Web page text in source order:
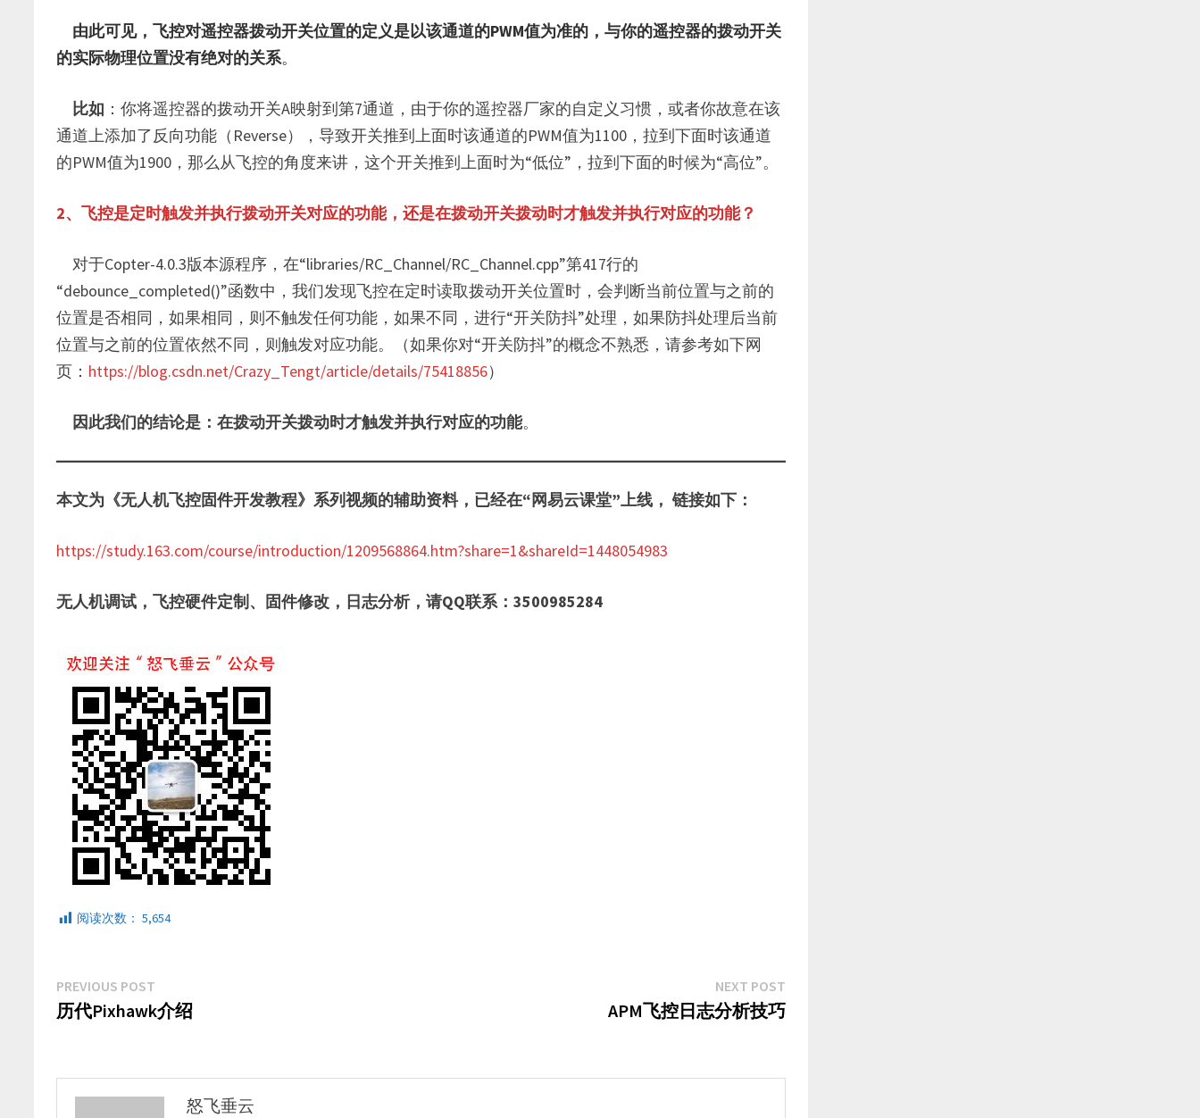
由此可见，飞控对遥控器拨动开关位置的定义是以该通道的PWM值为准的，与你的遥控器的拨动开关
的实际物理位置没有绝对的关系。
比如 ：你将遥控器的拨动开关A映射到第7通道，由于你的遥控器厂家的自定义习惯，或者你故意在该
通道上添加了反向功能（Reverse），导致开关推到上面时该通道的PWM值为1100，拉到下面时该通道
的PWM值为1900，那么从飞控的角度来讲，这个开关推到上面时为“低位”，拉到下面的时候为“高位”。
2、飞控是定时触发并执行拨动开关对应的功能，还是在拨动开关拨动时才触发并执行对应的功能？
对于Copter-4.0.3版本源程序，在“libraries/RC_Channel/RC_Channel.cpp”第417行的
“debounce_completed()”函数中，我们发现飞控在定时读取拨动开关位置时，会判断当前位置与之前的
位置是否相同，如果相同，则不触发任何功能，如果不同，进行“开关防抖”处理，如果防抖处理后当前
位置与之前的位置依然不同，则触发对应功能。（如果你对“开关防抖”的概念不熟悉，请参考如下网
页： https://blog.csdn.net/Crazy_Tengt/article/details/75418856）
因此我们的结论是：在拨动开关拨动时才触发并执行对应的功能。
本文为《无人机飞控固件开发教程》系列视频的辅助资料，已经在“网易云课堂”上线， 链接如下：
https://study.163.com/course/introduction/1209568864.htm?share=1&shareId=1448054983
无人机调试，飞控硬件定制、固件修改，日志分析，请QQ联系：3500985284
阅读次数： 5,654
文
章
航
PREVIOUS POST
post:
历代Pixhawk介绍
NEXT POST
post:
APM飞控日志分析技巧
怒飞垂云